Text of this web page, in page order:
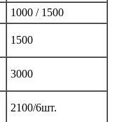
1000 / 1500
1500
3000
2100/6шт.